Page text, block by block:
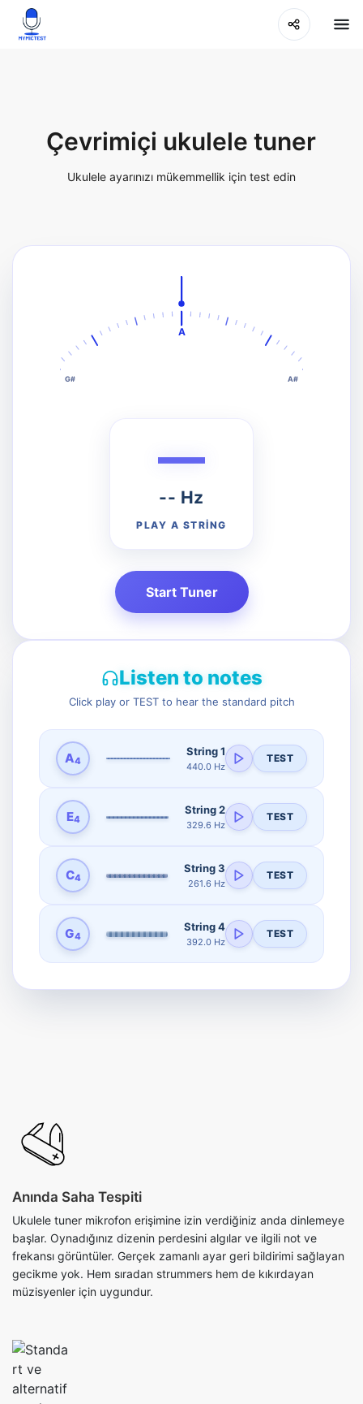
Çevrimiçi ukulele tuner
Ukulele ayarınızı mükemmellik için test edin
G#
A
A#
—
-- Hz
PLAY A STRING
Start Tuner
Listen to notes
Click play or TEST to hear the standard pitch
A4
String 1
440.0 Hz
TEST
E4
String 2
329.6 Hz
TEST
C4
String 3
261.6 Hz
TEST
G4
String 4
392.0 Hz
TEST
Anında Saha Tespiti
Ukulele tuner mikrofon erişimine izin verdiğiniz anda dinlemeye
başlar. Oynadığınız dizenin perdesini algılar ve ilgili not ve
frekansı görüntüler. Gerçek zamanlı ayar geri bildirimi sağlayan
gecikme yok. Hem sıradan strummers hem de kıkırdayan
müzisyenler için uygundur.